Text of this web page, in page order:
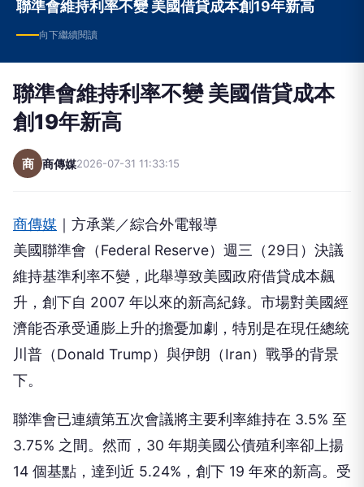
聯準會維持利率不變 美國借貸成本創19年新高
向下繼續閱讀
聯準會維持利率不變 美國借貸成本
創19年新高
商 商傳媒2026-07-31 11:33:15
商傳媒 ｜方承業／綜合外電報導
美國聯準會（Federal Reserve）週三（29日）決議
維持基準利率不變，此舉導致美國政府借貸成本飆
升，創下自 2007 年以來的新高紀錄。市場對美國經
濟能否承受通膨上升的擔憂加劇，特別是在現任總統
川普（Donald Trump）與伊朗（Iran）戰爭的背景
下。
聯準會已連續第五次會議將主要利率維持在 3.5% 至
3.75% 之間。然而，30 年期美國公債殖利率卻上揚
14 個基點，達到近 5.24%，創下 19 年來的新高。受